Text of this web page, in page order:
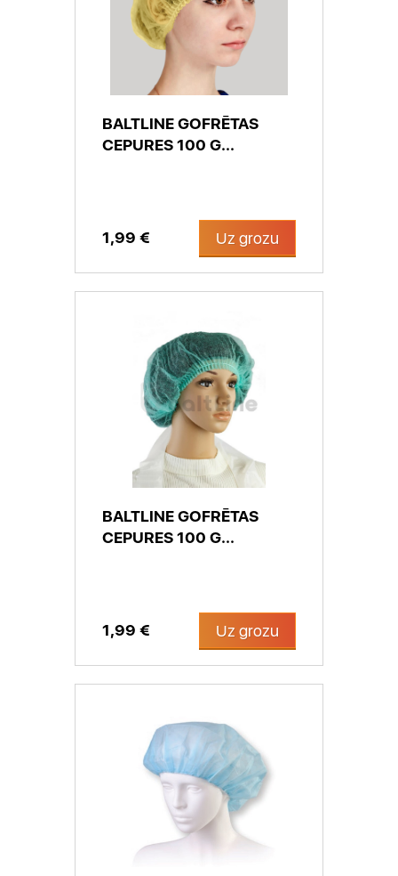
BALTLINE GOFRĒTAS
CEPURES 100 G...
1,99 € Uz grozu
BALTLINE GOFRĒTAS
CEPURES 100 G...
1,99 € Uz grozu